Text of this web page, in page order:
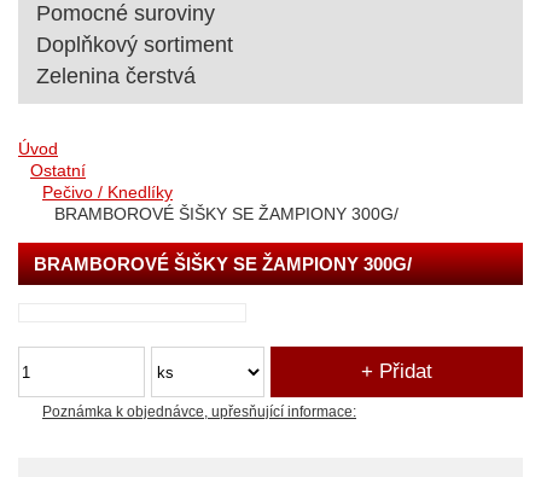
Úvod
Ostatní
Pečivo / Knedlíky
BRAMBOROVÉ ŠIŠKY SE ŽAMPIONY 300G/
BRAMBOROVÉ ŠIŠKY SE ŽAMPIONY 300G/
Poznámka k objednávce, upřesňující informace:
Pomocné suroviny
Doplňkový sortiment
Zelenina čerstvá